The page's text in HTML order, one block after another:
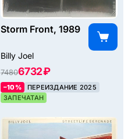
Storm Front, 1989
Billy Joel
74806732 ₽
–10%
ПЕРЕИЗДАНИЕ 2025
ЗАПЕЧАТАН